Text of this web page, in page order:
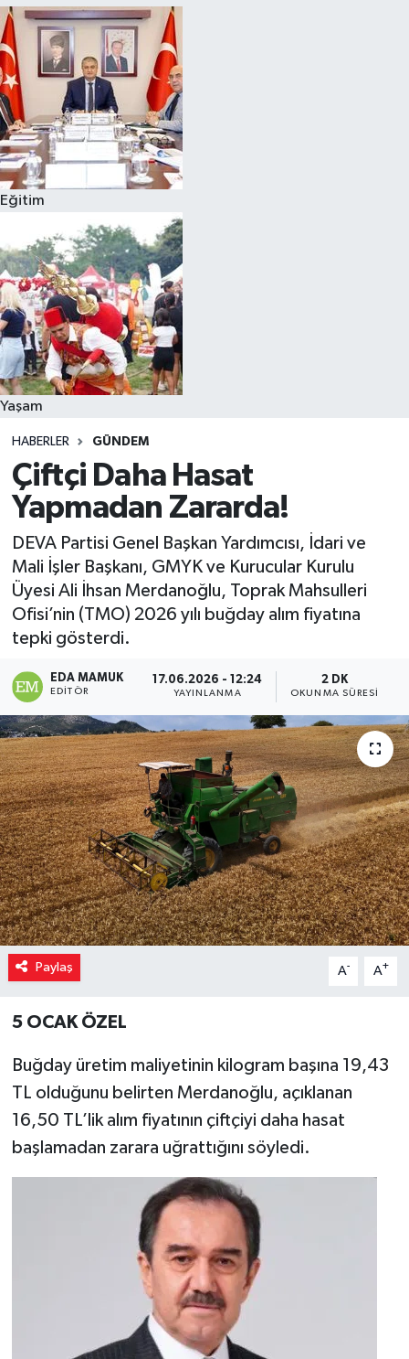
Eğitim
Yaşam
HABERLER GÜNDEM
Çiftçi Daha Hasat
Yapmadan Zararda!
DEVA Partisi Genel Başkan Yardımcısı, İdari ve
Mali İşler Başkanı, GMYK ve Kurucular Kurulu
Üyesi Ali İhsan Merdanoğlu, Toprak Mahsulleri
Ofisi’nin (TMO) 2026 yılı buğday alım fiyatına
tepki gösterdi.
EDA MAMUK
EDITÖR
17.06.2026 - 12:24
YAYINLANMA
2 DK
OKUNMA SÜRESI
Paylaş A- A+
5 OCAK ÖZEL
Buğday üretim maliyetinin kilogram başına 19,43
TL olduğunu belirten Merdanoğlu, açıklanan
16,50 TL’lik alım fiyatının çiftçiyi daha hasat
başlamadan zarara uğrattığını söyledi.